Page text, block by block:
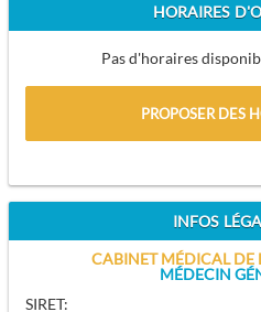
HORAIRES
Pas d'horaires
PROPOSER DES
INFOS
CABINET MÉDICAL DE
MÉDECIN
SIRET: